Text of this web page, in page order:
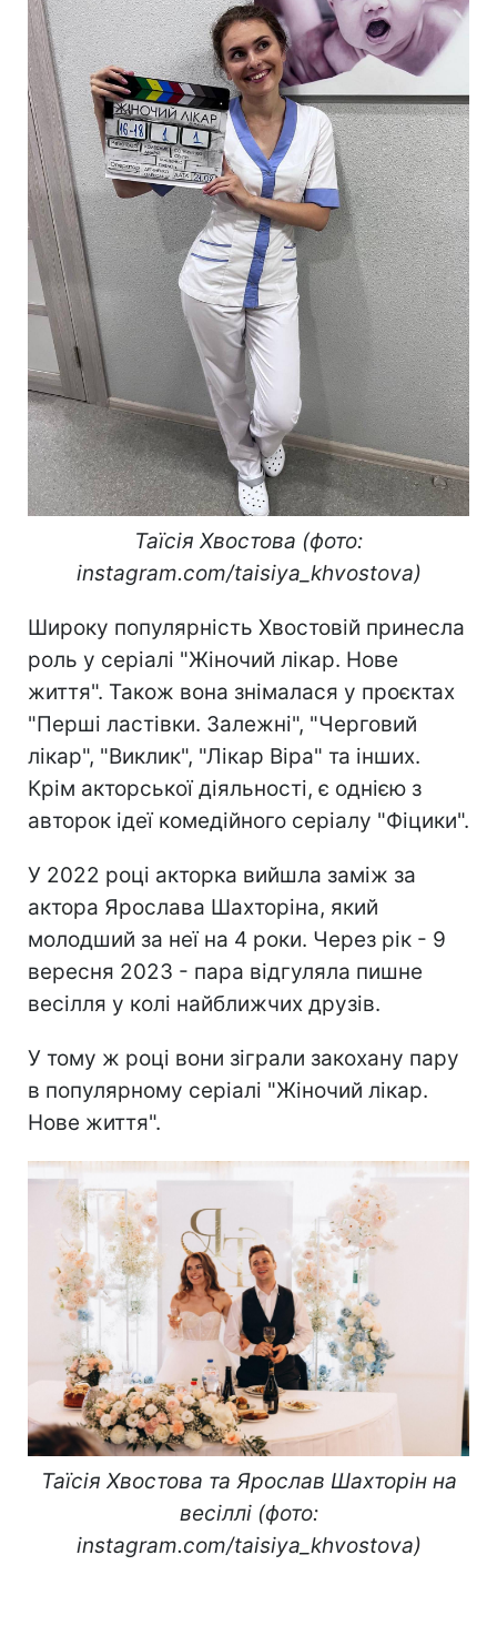
Таїсія Хвостова (фото:
instagram.com/taisiya_khvostova)
Широку популярність Хвостовій принесла
роль у серіалі "Жіночий лікар. Нове
життя". Також вона знімалася у проєктах
"Перші ластівки. Залежні", "Черговий
лікар", "Виклик", "Лікар Віра" та інших.
Крім акторської діяльності, є однією з
авторок ідеї комедійного серіалу "Фіцики".
У 2022 році акторка вийшла заміж за
актора Ярослава Шахторіна, який
молодший за неї на 4 роки. Через рік - 9
вересня 2023 - пара відгуляла пишне
весілля у колі найближчих друзів.
У тому ж році вони зіграли закохану пару
в популярному серіалі "Жіночий лікар.
Нове життя".
Таїсія Хвостова та Ярослав Шахторін на
весіллі (фото:
instagram.com/taisiya_khvostova)